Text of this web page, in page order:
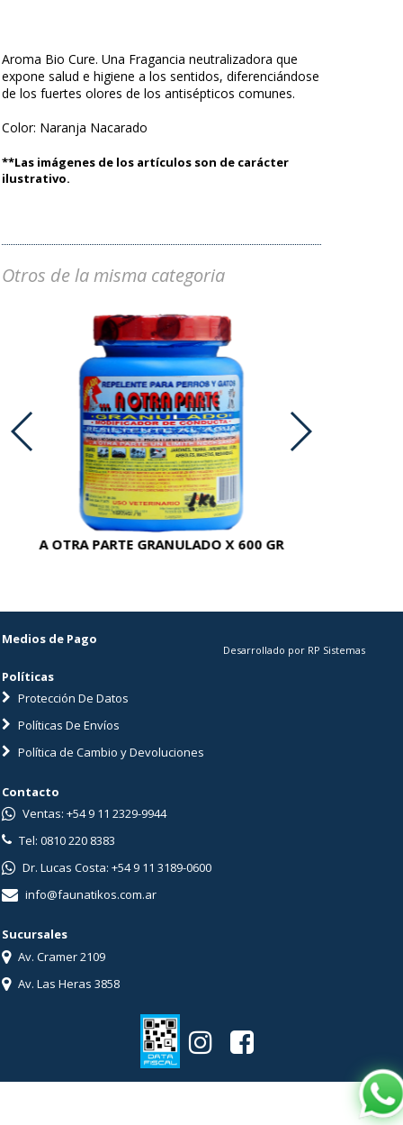
Aroma Bio Cure. Una Fragancia neutralizadora que
expone salud e higiene a los sentidos, diferenciándose
de los fuertes olores de los antisépticos comunes.
Color: Naranja Nacarado
**Las imágenes de los artículos son de carácter
ilustrativo.
Otros de la misma categoria
A OTRA PARTE GRANULADO X 600 GR
Medios de Pago
Políticas
Protección De Datos
Políticas De Envíos
Política de Cambio y Devoluciones
Desarrollado por RP Sistemas
Contacto
Ventas: +54 9 11 2329-9944
Tel: 0810 220 8383
Dr. Lucas Costa: +54 9 11 3189-0600
info@faunatikos.com.ar
Sucursales
Av. Cramer 2109
Av. Las Heras 3858